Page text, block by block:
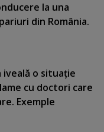
la una
din România.
iveală o situaţie
cu doctori care
Exemple